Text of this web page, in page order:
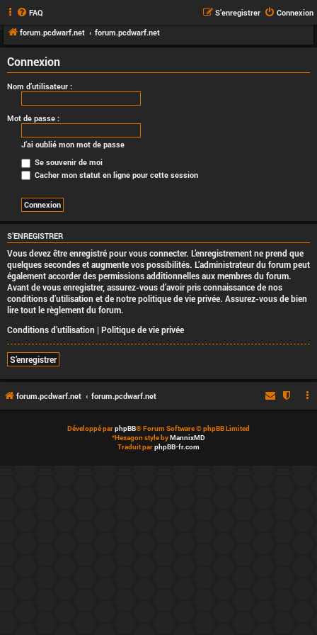
FAQ Connexion
S’enregistrer
forum.pcdwarf.net
forum.pcdwarf.net
Connexion
Nom d’utilisateur :
Mot de passe :
J’ai oublié mon mot de passe
Se souvenir de moi
Cacher mon statut en ligne pour cette session
S’ENREGISTRER
Vous devez être enregistré pour vous connecter. L’enregistrement ne prend que
quelques secondes et augmente vos possibilités. L’administrateur du forum peut
également accorder des permissions additionnelles aux membres du forum.
Avant de vous enregistrer, assurez-vous d’avoir pris connaissance de nos
conditions d’utilisation et de notre politique de vie privée. Assurez-vous de bien
lire tout le règlement du forum.
Conditions d’utilisation | Politique de vie privée
S’enregistrer
forum.pcdwarf.net forum.pcdwarf.net
Développé parphpBB® Forum Software © phpBB Limited
*Hexagon style byMannixMD
Traduit parphpBB-fr.com